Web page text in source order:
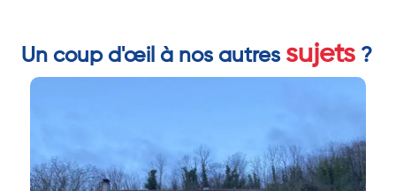
Un coup d'œil à nos autres sujets ?